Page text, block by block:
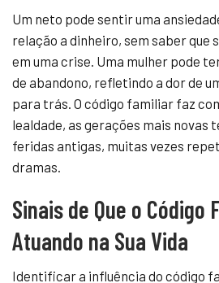
Um neto pode sentir uma
relação a dinheiro, sem saber que
em uma crise. Uma mulher pode
de abandono, refletindo a dor de
para trás. O código familiar faz
lealdade, as gerações mais novas
feridas antigas, muitas vezes
dramas.
Sinais de Que o Código
Atuando na Sua Vida
Identificar a influência do código